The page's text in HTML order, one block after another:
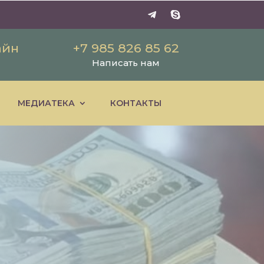
+7 985 826 85 62
Написать нам
МЕДИАТЕКА КОНТАКТЫ